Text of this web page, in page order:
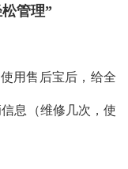
管理”
用售后宝后，给全
息（维修几次，使